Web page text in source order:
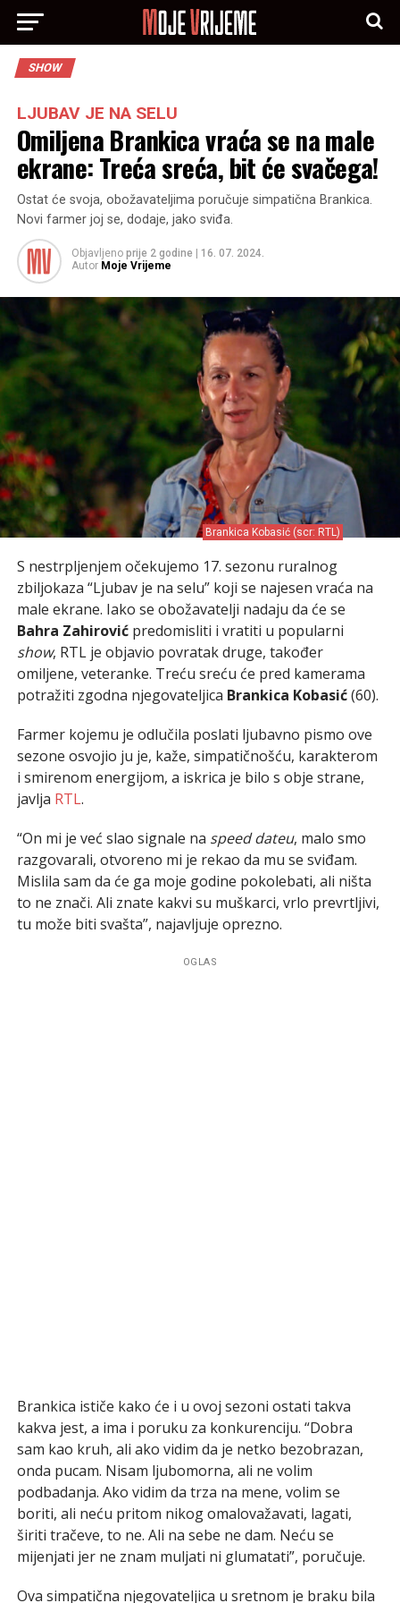
SHOW
LJUBAV JE NA SELU
Omiljena Brankica vraća se na male
ekrane: Treća sreća, bit će svačega!
Ostat će svoja, obožavateljima poručuje simpatična Brankica.
Novi farmer joj se, dodaje, jako sviđa.
Objavljeno prije 2 godine
16. 07. 2024.
Autor Moje Vrijeme
Brankica Kobasić (scr: RTL)
S nestrpljenjem očekujemo 17. sezonu ruralnog
zbiljokaza “Ljubav je na selu” koji se najesen vraća na
male ekrane. Iako se obožavatelji nadaju da će se
Bahra Zahirovićpredomisliti i vratiti u popularni
show, RTL je objavio povratak druge, također
omiljene, veteranke. Treću sreću će pred kamerama
potražiti zgodna njegovateljica Brankica Kobasić(60).
Farmer kojemu je odlučila poslati ljubavno pismo ove
sezone osvojio ju je, kaže, simpatičnošću, karakterom
i smirenom energijom, a iskrica je bilo s obje strane,
javlja RTL.
“On mi je već slao signale na speed dateu, malo smo
razgovarali, otvoreno mi je rekao da mu se sviđam.
Mislila sam da će ga moje godine pokolebati, ali ništa
to ne znači. Ali znate kakvi su muškarci, vrlo prevrtljivi,
tu može biti svašta”, najavljuje oprezno.
OGLAS
Brankica ističe kako će i u ovoj sezoni ostati takva
kakva jest, a ima i poruku za konkurenciju. “Dobra
sam kao kruh, ali ako vidim da je netko bezobrazan,
onda pucam. Nisam ljubomorna, ali ne volim
podbadanja. Ako vidim da trza na mene, volim se
boriti, ali neću pritom nikog omalovažavati, lagati,
širiti tračeve, to ne. Ali na sebe ne dam. Neću se
mijenjati jer ne znam muljati ni glumatati”, poručuje.
Ova simpatična njegovateljica u sretnom je braku bila